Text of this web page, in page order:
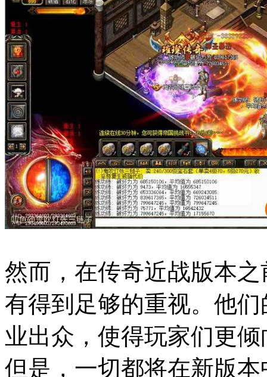
然而，在传奇近战版本
有得到足够的重视。他
业出众，使得玩家们更
但是，一切都将在新版